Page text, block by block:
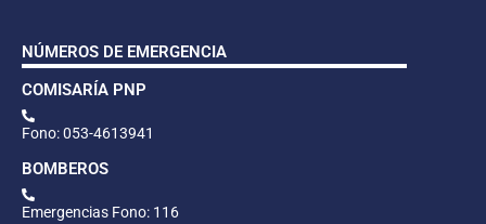
NÚMEROS DE EMERGENCIA
COMISARÍA PNP
Fono: 053-4613941
BOMBEROS
Emergencias Fono: 116